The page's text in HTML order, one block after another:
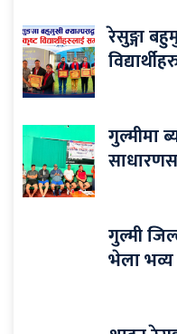
रेसुङ्गा
गुल्मीमा
गुल्मी
भेला भव्य